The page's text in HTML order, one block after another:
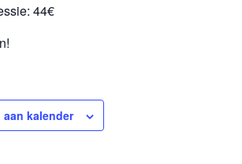
44€
aan kalender